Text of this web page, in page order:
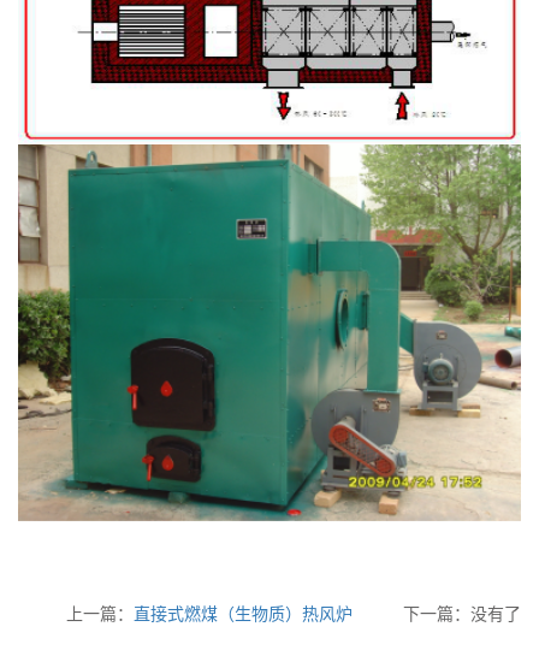
上一篇： 直接式燃煤（生物质）热风炉 下一篇：没有了